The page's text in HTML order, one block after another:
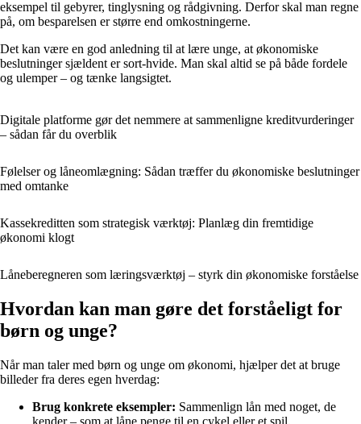
eksempel til gebyrer, tinglysning og rådgivning. Derfor skal man regne
på, om besparelsen er større end omkostningerne.
Det kan være en god anledning til at lære unge, at økonomiske
beslutninger sjældent er sort-hvide. Man skal altid se på både fordele
og ulemper – og tænke langsigtet.
Digitale platforme gør det nemmere at sammenligne kreditvurderinger
– sådan får du overblik
Følelser og låneomlægning: Sådan træffer du økonomiske beslutninger
med omtanke
Kassekreditten som strategisk værktøj: Planlæg din fremtidige
økonomi klogt
Låneberegneren som læringsværktøj – styrk din økonomiske forståelse
Hvordan kan man gøre det forståeligt for
børn og unge?
Når man taler med børn og unge om økonomi, hjælper det at bruge
billeder fra deres egen hverdag:
Brug konkrete eksempler: Sammenlign lån med noget, de
kender – som at låne penge til en cykel eller et spil.